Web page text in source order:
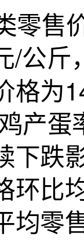
价
/公斤
格为
产蛋
下跌
环比
均零